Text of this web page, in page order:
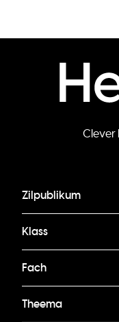
Clever
Zilpublikum
Klass
Fach
Theema